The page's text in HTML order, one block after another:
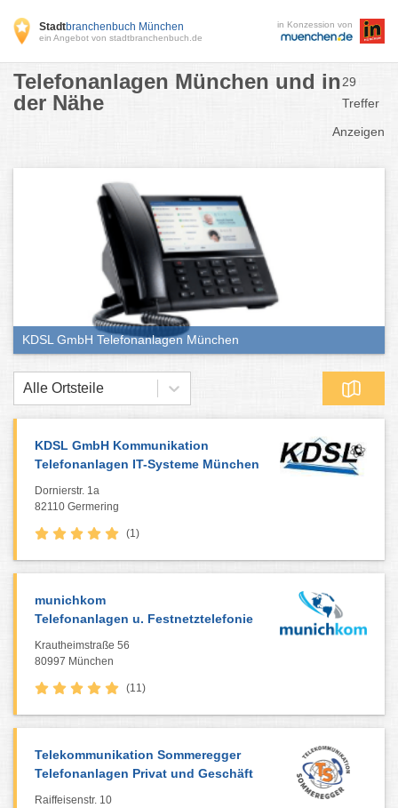
Stadtbranchenbuch München
ein Angebot von stadtbranchenbuch.de
in Konzession von
Telefonanlagen München und in
der Nähe
29
Treffer
Anzeigen
KDSL GmbH Telefonanlagen München
Alle Ortsteile
KDSL GmbH Kommunikation
Telefonanlagen IT-Systeme München
Dornierstr. 1a
82110 Germering
(1)
munichkom
Telefonanlagen u. Festnetztelefonie
Krautheimstraße 56
80997 München
(11)
Telekommunikation Sommeregger
Telefonanlagen Privat und Geschäft
Raiffeisenstr. 10